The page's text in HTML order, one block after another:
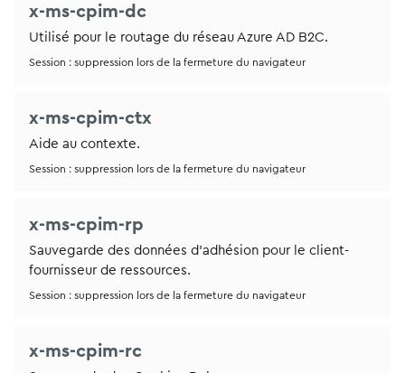
x-ms-cpim-dc
Utilisé pour le routage du réseau Azure AD B2C.
Session : suppression lors de la fermeture du navigateur
x-ms-cpim-ctx
Aide au contexte.
Session : suppression lors de la fermeture du navigateur
x-ms-cpim-rp
Sauvegarde des données d’adhésion pour le client-
fournisseur de ressources.
Session : suppression lors de la fermeture du navigateur
x-ms-cpim-rc